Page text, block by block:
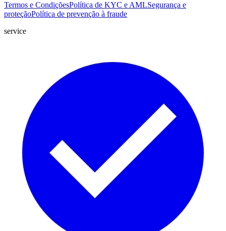
Termos e CondiçõesPolítica de KYC e AMLSegurança e
proteçãoPolítica de prevenção à fraude
service